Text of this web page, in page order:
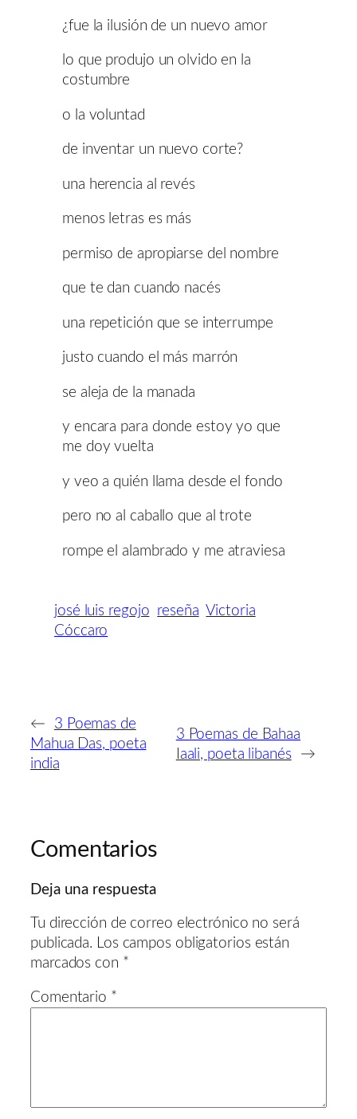
¿fue la ilusión de un nuevo amor
lo que produjo un olvido en la
costumbre
o la voluntad
de inventar un nuevo corte?
una herencia al revés
menos letras es más
permiso de apropiarse del nombre
que te dan cuando nacés
una repetición que se interrumpe
justo cuando el más marrón
se aleja de la manada
y encara para donde estoy yo que
me doy vuelta
y veo a quién llama desde el fondo
pero no al caballo que al trote
rompe el alambrado y me atraviesa
josé luis regojo reseña Victoria
Cóccaro
←
3 Poemas de
Mahua Das, poeta
india
3 Poemas de Bahaa
Iaali, poeta libanés
→
Comentarios
Deja una respuesta
Tu dirección de correo electrónico no será
publicada.
Los campos obligatorios están
marcados con *
Comentario *